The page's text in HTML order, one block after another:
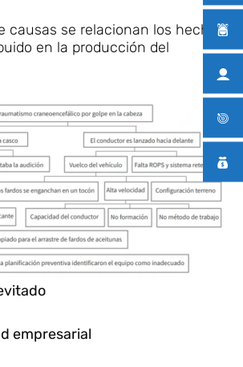
causas se relacionan los hechos
en la producción del
empresarial